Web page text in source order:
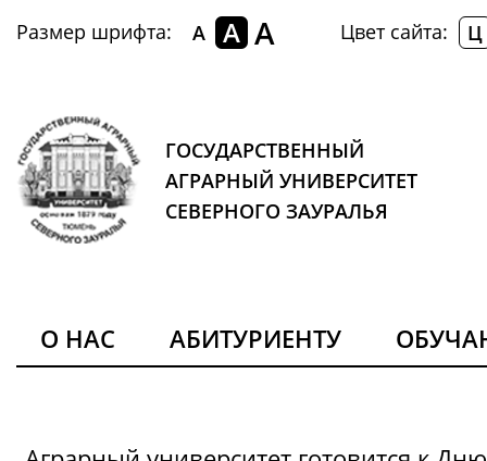
Размер шрифта: A A A Цвет сайта: Ц
ГОСУДАРСТВЕННЫЙ
АГРАРНЫЙ УНИВЕРСИТЕТ
СЕВЕРНОГО ЗАУРАЛЬЯ
О НАС АБИТУРИЕНТУ